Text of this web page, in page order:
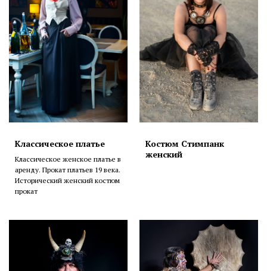
Классическое платье
Классическое женское платье в
аренду. Прокат платьев 19 века.
Исторический женский костюм
прокат
Костюм Стимпанк
женский